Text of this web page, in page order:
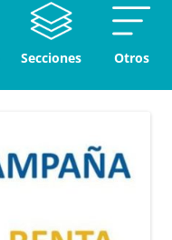
Secciones Otros